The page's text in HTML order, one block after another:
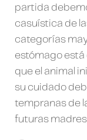
partida
casuística de
categorías
estómago
que el animal
su cuidado
tempranas de
futuras